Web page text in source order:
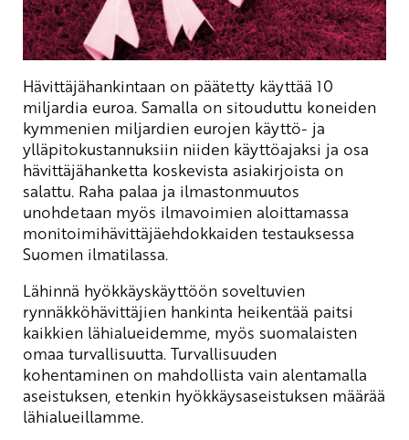
Hävittäjähankintaan on päätetty käyttää 10
miljardia euroa. Samalla on sitouduttu koneiden
kymmenien miljardien eurojen käyttö- ja
ylläpitokustannuksiin niiden käyttöajaksi ja osa
hävittäjähanketta koskevista asiakirjoista on
salattu. Raha palaa ja ilmastonmuutos
unohdetaan myös ilmavoimien aloittamassa
monitoimihävittäjäehdokkaiden testauksessa
Suomen ilmatilassa.
Lähinnä hyökkäyskäyttöön soveltuvien
rynnäkköhävittäjien hankinta heikentää paitsi
kaikkien lähialueidemme, myös suomalaisten
omaa turvallisuutta. Turvallisuuden
kohentaminen on mahdollista vain alentamalla
aseistuksen, etenkin hyökkäysaseistuksen määrää
lähialueillamme.